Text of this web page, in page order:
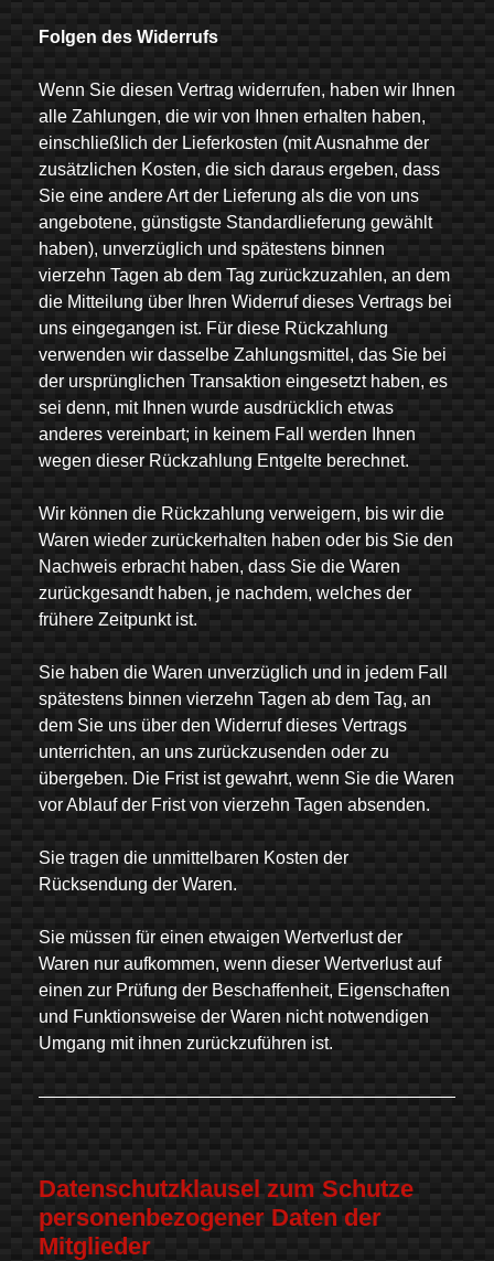
Folgen des Widerrufs
Wenn Sie diesen Vertrag widerrufen, haben wir Ihnen
alle Zahlungen, die wir von Ihnen erhalten haben,
einschließlich der Lieferkosten (mit Ausnahme der
zusätzlichen Kosten, die sich daraus ergeben, dass
Sie eine andere Art der Lieferung als die von uns
angebotene, günstigste Standardlieferung gewählt
haben), unverzüglich und spätestens binnen
vierzehn Tagen ab dem Tag zurückzuzahlen, an dem
die Mitteilung über Ihren Widerruf dieses Vertrags bei
uns eingegangen ist. Für diese Rückzahlung
verwenden wir dasselbe Zahlungsmittel, das Sie bei
der ursprünglichen Transaktion eingesetzt haben, es
sei denn, mit Ihnen wurde ausdrücklich etwas
anderes vereinbart; in keinem Fall werden Ihnen
wegen dieser Rückzahlung Entgelte berechnet.
Wir können die Rückzahlung verweigern, bis wir die
Waren wieder zurückerhalten haben oder bis Sie den
Nachweis erbracht haben, dass Sie die Waren
zurückgesandt haben, je nachdem, welches der
frühere Zeitpunkt ist.
Sie haben die Waren unverzüglich und in jedem Fall
spätestens binnen vierzehn Tagen ab dem Tag, an
dem Sie uns über den Widerruf dieses Vertrags
unterrichten, an uns zurückzusenden oder zu
übergeben. Die Frist ist gewahrt, wenn Sie die Waren
vor Ablauf der Frist von vierzehn Tagen absenden.
Sie tragen die unmittelbaren Kosten der
Rücksendung der Waren.
Sie müssen für einen etwaigen Wertverlust der
Waren nur aufkommen, wenn dieser Wertverlust auf
einen zur Prüfung der Beschaffenheit, Eigenschaften
und Funktionsweise der Waren nicht notwendigen
Umgang mit ihnen zurückzuführen ist.
Datenschutzklausel zum Schutze
personenbezogener Daten der
Mitglieder